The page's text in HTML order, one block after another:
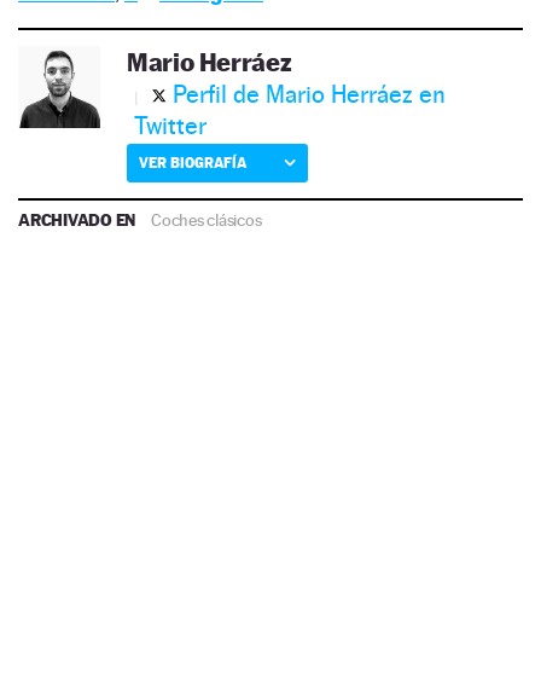
Mario Herráez
Perfil de Mario Herráez en
Twitter
VER BIOGRAFÍA
ARCHIVADO EN Coches clásicos